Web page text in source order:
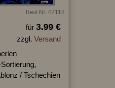
Best.Nr.:42118
für 3.99 €
zzgl. Versand
/ Tschechien